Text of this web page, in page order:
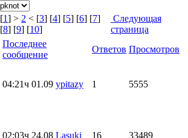
[1] > 2 < [3] [4] [5] [6] [7]
[8] [9] [10]
Следующая
страница
Последнее
сообщение
Ответов Просмотров
04:21ч 01.09 ypitazy 1 5555
02:03ч 24.08 Lasuki 16 33489